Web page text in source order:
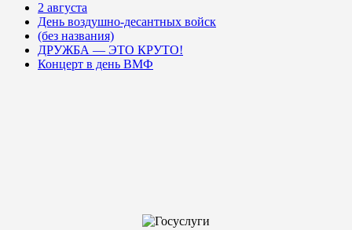
2 августа
День воздушно-десантных войск
(без названия)
ДРУЖБА — ЭТО КРУТО!
Концерт в день ВМФ